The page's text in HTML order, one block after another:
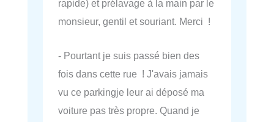
rapide) et prélavage à la main par le
monsieur, gentil et souriant. Merci !
- Pourtant je suis passé bien des
fois dans cette rue ! J'avais jamais
vu ce parkingje leur ai déposé ma
voiture pas très propre. Quand je